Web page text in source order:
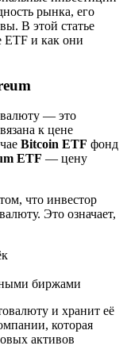
рынка, его
В этой статье
ETF и как они
— это
к цене
Bitcoin ETF фонд
ETF — цену
что инвестор
Это означает,
биржами
и хранит её
которая
активов